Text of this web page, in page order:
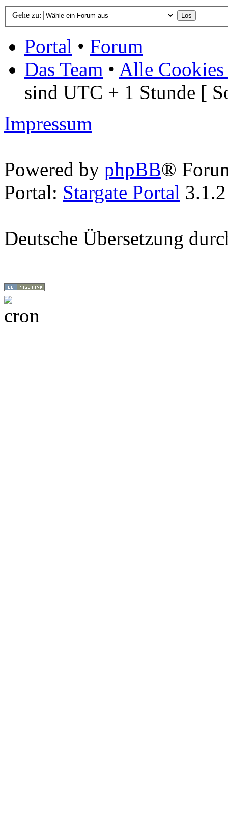
Gehe zu:
Portal • Forum
Das Team • Alle Cookies
sind UTC + 1 Stunde [
Impressum
Powered by phpBB®
Portal: Stargate Portal
Deutsche Übersetzung